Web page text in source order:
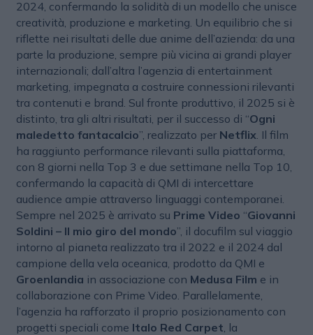
2024, confermando la solidità di un modello che unisce
creatività, produzione e marketing. Un equilibrio che si
riflette nei risultati delle due anime dell’azienda: da una
parte la produzione, sempre più vicina ai grandi player
internazionali; dall’altra l’agenzia di entertainment
marketing, impegnata a costruire connessioni rilevanti
tra contenuti e brand. Sul fronte produttivo, il 2025 si è
distinto, tra gli altri risultati, per il successo di “Ogni
maledetto fantacalcio”, realizzato per Netflix. Il film
ha raggiunto performance rilevanti sulla piattaforma,
con 8 giorni nella Top 3 e due settimane nella Top 10,
confermando la capacità di QMI di intercettare
audience ampie attraverso linguaggi contemporanei.
Sempre nel 2025 è arrivato su Prime Video “Giovanni
Soldini – Il mio giro del mondo”, il docufilm sul viaggio
intorno al pianeta realizzato tra il 2022 e il 2024 dal
campione della vela oceanica, prodotto da QMI e
Groenlandia in associazione con Medusa Film e in
collaborazione con Prime Video. Parallelamente,
l’agenzia ha rafforzato il proprio posizionamento con
progetti speciali come Italo Red Carpet, la